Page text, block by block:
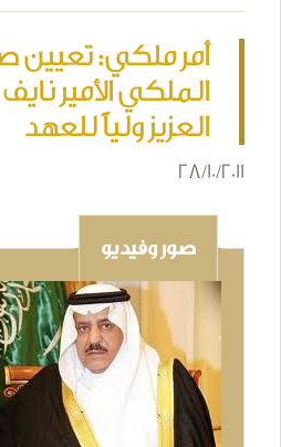
أمر ملكي:
الملكي الأمير
العزيز ولياً للعهد
28/10/2011
صور وفيديو